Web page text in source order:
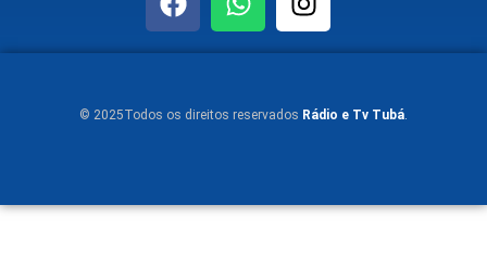
© 2025Todos os direitos reservados Rádio e Tv Tubá.